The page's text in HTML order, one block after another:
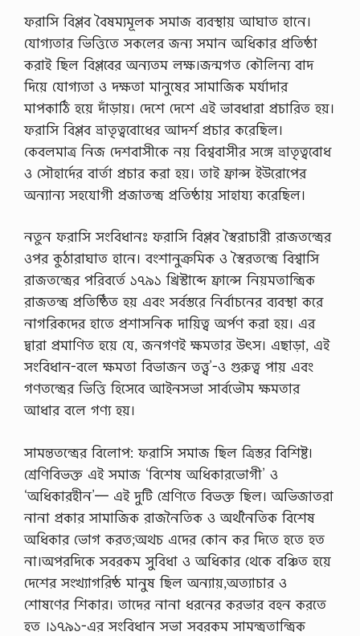
ফরাসি বিপ্লব বৈষম্যমূলক সমাজ ব্যবস্থায় আঘাত হানে।
যোগ্যতার ভিত্তিতে সকলের জন্য সমান অধিকার প্রতিষ্ঠা
করাই ছিল বিপ্লবের অন্যতম লক্ষ।জন্মগত কৌলিন্য বাদ
দিয়ে যোগ্যতা ও দক্ষতা মানুষের সামাজিক মর্যাদার
মাপকাঠি হয়ে দাঁড়ায়। দেশে দেশে এই ভাবধারা প্রচারিত হয়।
ফরাসি বিপ্লব ভ্রাতৃত্ববোধের আদর্শ প্রচার করেছিল।
কেবলমাত্র নিজ দেশবাসীকে নয় বিশ্ববাসীর সঙ্গে ভ্রাতৃত্ববোধ
ও সৌহার্দের বার্তা প্রচার করা হয়। তাই ফ্রান্স ইউরোপের
অন্যান্য সহযোগী প্রজাতন্ত্র প্রতিষ্ঠায় সাহায্য করেছিল।
নতুন ফরাসি সংবিধানঃ ফরাসি বিপ্লব স্বৈরাচারী রাজতন্ত্রের
ওপর কুঠারাঘাত হানে। বংশানুক্রমিক ও স্বৈরতন্ত্রে বিশ্বাসি
রাজতন্ত্রের পরিবর্তে ১৭৯১ খ্রিস্টাব্দে ফ্রান্সে নিয়মতান্ত্রিক
রাজতন্ত্র প্রতিষ্ঠিত হয় এবং সর্বস্তরে নির্বাচনের ব্যবস্থা করে
নাগরিকদের হাতে প্রশাসনিক দায়িত্ব অর্পণ করা হয়। এর
দ্বারা প্রমাণিত হয়ে যে, জনগণই ক্ষমতার উৎস। এছাড়া, এই
সংবিধান-বলে ক্ষমতা বিভাজন তত্ত্ব’-ও গুরুত্ব পায় এবং
গণতন্ত্রের ভিত্তি হিসেবে আইনসভা সার্বভৌম ক্ষমতার
আধার বলে গণ্য হয়।
সামন্ততন্ত্রের বিলোপ: ফরাসি সমাজ ছিল ত্রিস্তর বিশিষ্ট।
শ্রেণিবিভক্ত এই সমাজ ‘বিশেষ অধিকারভোগী’ ও
‘অধিকারহীন’— এই দুটি শ্রেণিতে বিভক্ত ছিল। অভিজাতরা
নানা প্রকার সামাজিক রাজনৈতিক ও অর্থনৈতিক বিশেষ
অধিকার ভোগ করত;অথচ এদের কোন কর দিতে হতে হত
না।অপরদিকে সবরকম সুবিধা ও অধিকার থেকে বঞ্চিত হয়ে
দেশের সংখ্যাগরিষ্ঠ মানুষ ছিল অন্যায়,অত্যাচার ও
শোষণের শিকার। তাদের নানা ধরনের করভার বহন করতে
হত ।১৭৯১-এর সংবিধান সভা সবরকম সামন্ত্ৰতান্ত্রিক